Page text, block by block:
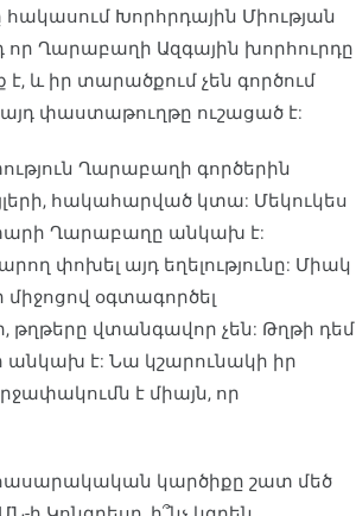
հակասում Խորհրդային Միության
Ղարաբաղի Ազգային խորհուրդը
և իր տարածքում չեն գործում
փաստաթուղթը ուշացած է:
Ղարաբաղի գործերին
հակահարված կտա: Մեկուկես
Ղարաբաղը անկախ է:
փոխել այդ եղելությունը: Միակ
օգտագործել
վտանգավոր չեն: Թղթի դեմ
անկախ է: Նա կշարունակի իր
է միայն, որ
կարծիքը շատ մեծ